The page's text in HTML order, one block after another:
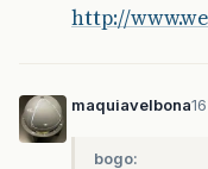
http://
maquiavelbona
bogo: